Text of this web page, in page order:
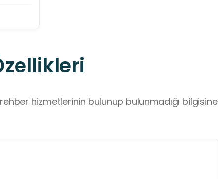
hizmetlerinin bulunup bulunmadığı bilgisine